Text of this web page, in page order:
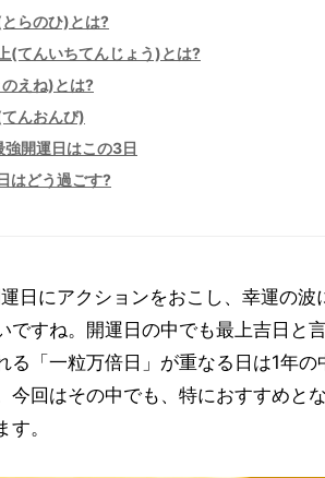
らのひ)とは?
(てんいちてんじょう)とは?
えね)とは?
んおんび)
開運日はこの3日
はどう過ごす?
日にアクションをおこし、幸運の
ですね。開運日の中でも最上吉日と
る「一粒万倍日」が重なる日は1年
今回はその中でも、特におすすめと
。